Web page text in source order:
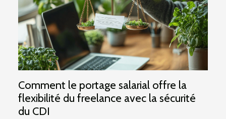
Comment le portage salarial offre la
flexibilité du freelance avec la sécurité
du CDI